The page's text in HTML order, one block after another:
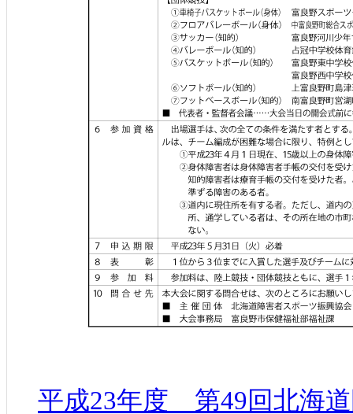
平成23年度 第49回北海